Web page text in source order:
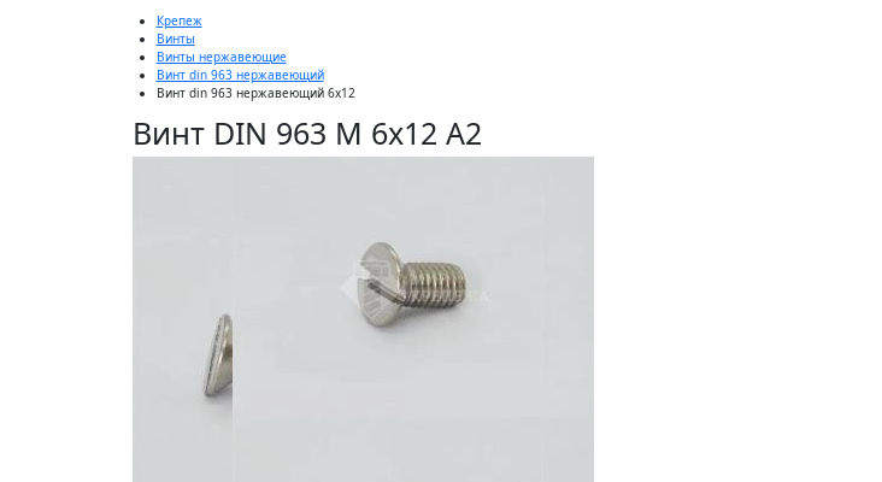
Крепеж
Винты
Винты нержавеющие
Винт din 963 нержавеющий
Винт din 963 нержавеющий 6x12
Винт DIN 963 М 6х12 А2